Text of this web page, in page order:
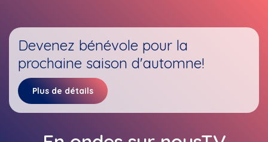
Devenez bénévole pour la
prochaine saison d'automne!
Plus de détails